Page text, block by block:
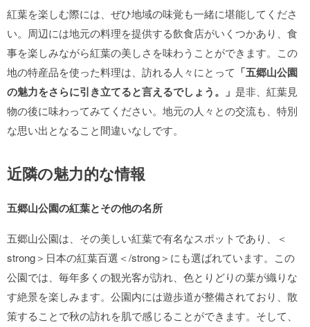
紅葉を楽しむ際には、ぜひ地域の味覚も一緒に堪能してくださ
い。周辺には地元の料理を提供する飲食店がいくつかあり、食
事を楽しみながら紅葉の美しさを味わうことができます。この
地の特産品を使った料理は、訪れる人々にとって 「五郷山公園
の魅力をさらに引き立てると言えるでしょう。」 是非、紅葉見
物の後に味わってみてください。地元の人々との交流も、特別
な思い出となること間違いなしです。
近隣の魅力的な情報
五郷山公園の紅葉とその他の名所
五郷山公園は、その美しい紅葉で有名なスポットであり、＜
strong＞日本の紅葉百選＜/strong＞にも選ばれています。この
公園では、毎年多くの観光客が訪れ、色とりどりの葉が織りな
す絶景を楽しみます。公園内には遊歩道が整備されており、散
策することで秋の訪れを肌で感じることができます。そして、